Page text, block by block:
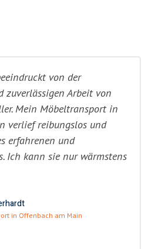
von der
zuverlässigen Arbeit von
Mein Möbeltransport in
verlief reibungslos und
erfahrenen und
Ich kann sie nur wärmstens
in Offenbach am Main